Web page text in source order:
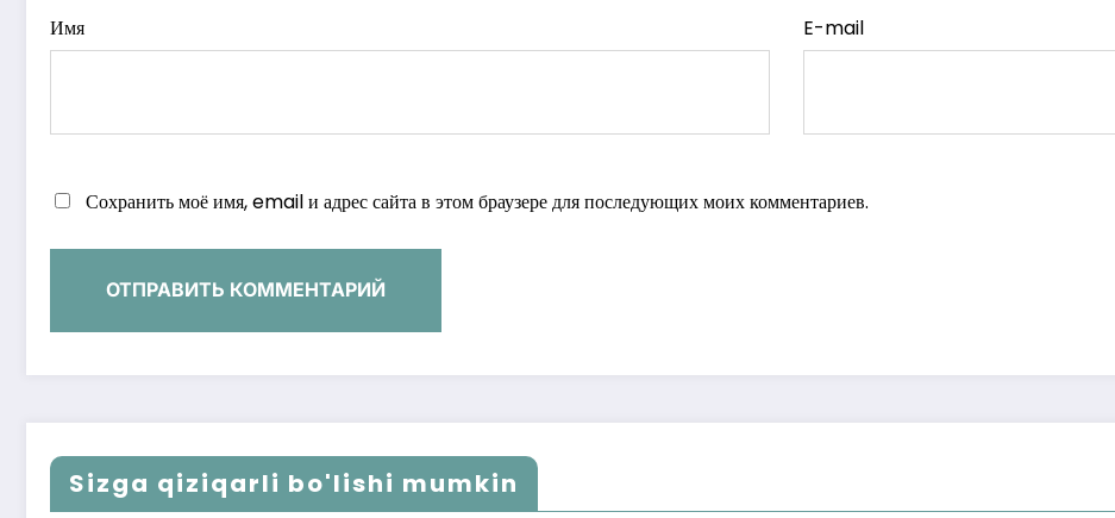
Имя E-mail
Сохранить моё имя, email и адрес сайта в этом браузере для последующих моих комментариев.
Sizga qiziqarli bo'lishi mumkin